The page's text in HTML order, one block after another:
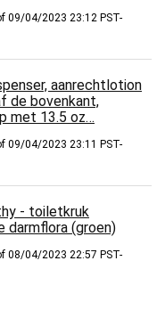
09/04/2023 23:12 PST-
aanrechtlotion
de bovenkant,
met 13.5 oz…
09/04/2023 23:11 PST-
- toiletkruk
darmflora (groen)
08/04/2023 22:57 PST-